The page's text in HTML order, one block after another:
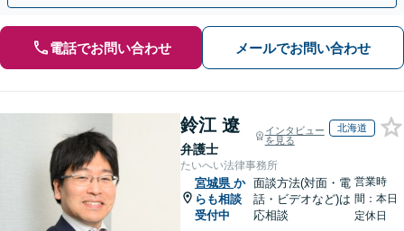
電話でお問い合わせ メールでお問い合わせ
鈴江 遼
弁護士
インタビュー
を見る
北海道
たいへい法律事務所
宮城県 か
らも相談
受付中
面談方法(対面・電
話・ビデオなど)は
応相談
営業時
間：本日
定休日